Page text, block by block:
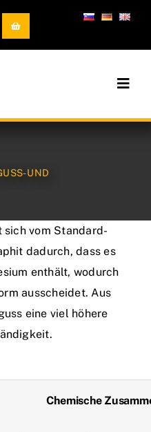
UND
sich vom Standard-
dadurch, dass es
enthält, wodurch
ausscheidet. Aus
eine viel höhere
Chemische